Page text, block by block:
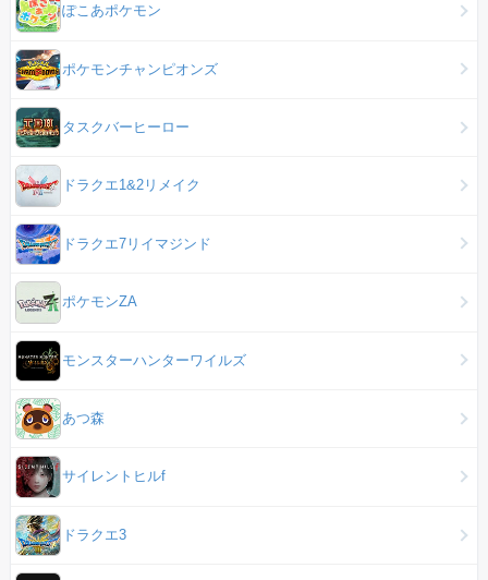
ぽこあポケモン
ポケモンチャンピオンズ
タスクバーヒーロー
ドラクエ1&2リメイク
ドラクエ7リイマジンド
ポケモンZA
モンスターハンターワイルズ
あつ森
サイレントヒルf
ドラクエ3